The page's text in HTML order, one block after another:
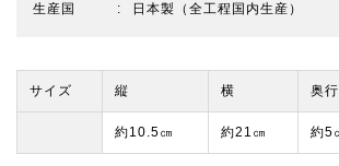
生産国
日本製（全工程国内生産）
サイズ 縦 横 奥行
約10.5㎝ 約21㎝ 約5